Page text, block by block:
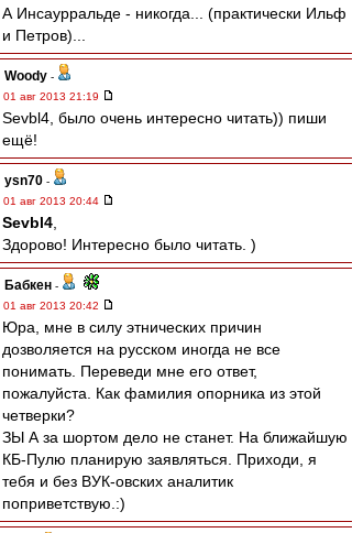
А Инсаурральде - никогда... (практически Ильф
и Петров)...
Woody -
01 авг 2013 21:19
Sevbl4, было очень интересно читать)) пиши
ещё!
ysn70 -
01 авг 2013 20:44
Sevbl4
Здорово! Интересно было читать. )
Бабкен -
01 авг 2013 20:42
Юра, мне в силу этнических причин
дозволяется на русском иногда не все
понимать. Переведи мне его ответ,
пожалуйста. Как фамилия опорника из этой
четверки?
ЗЫ А за шортом дело не станет. На ближайшую
КБ-Пулю планирую заявляться. Приходи, я
тебя и без ВУК-овских аналитик
поприветствую.:)